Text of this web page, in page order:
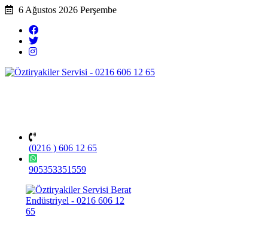
6 Ağustos 2026 Perşembe
(0216 ) 606 12 65
905353351559